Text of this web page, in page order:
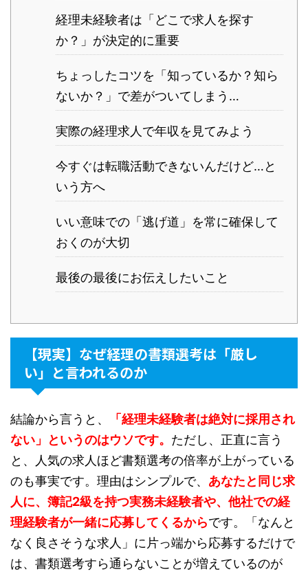
経理未経験者は「どこで求人を探す
か？」が決定的に重要
ちょっしたコツを「知っているか？知ら
ないか？」で差がついてしまう…
実際の経理求人で年収を見てみよう
今すぐは転職活動できないんだけど…と
いう方へ
いい意味での「逃げ道」を常に確保して
おくのが大切
最後の最後にお伝えしたいこと
【現実】なぜ経理の書類選考は「厳し
い」と言われるのか
結論から言うと、
「経理未経験者は絶対に採用され
ない」というのはウソです。 ただし、正直に言う
と、人気の求人ほど書類選考の倍率が上がっている
のも事実です。理由はシンプルで、 あなたと同じ求
人に、簿記2級を持つ実務未経験者や、他社での経
理経験者が一緒に応募してくるからです。「なんと
なく良さそうな求人」に片っ端から応募するだけで
は、書類選考すら通らないことが増えているのが